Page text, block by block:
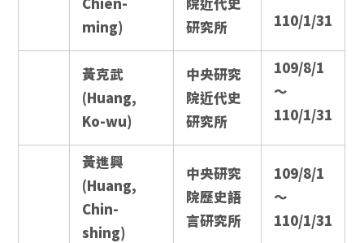
ming)
研究所
110/1/31
黃克武
(Huang,
Ko-wu)
中央研究
院近代史
研究所
109/8/1
～
110/1/31
黃進興
(Huang,
Chin-
shing)
中央研究
院歷史語
言研究所
109/8/1
～
110/1/31